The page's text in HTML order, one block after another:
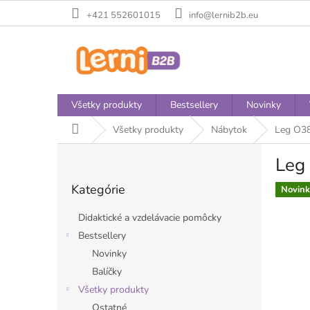
+421 552601015 info@lernib2b.eu
Všetky produkty Bestsellery Novinky
DomovVšetky produkty Nábytok Leg
kategórie
Kategórie
Didaktické a vzdelávacie pomôcky
Bestsellery
Novinky
Balíčky
Všetky produkty